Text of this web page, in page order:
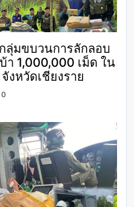
ลุ่มขบวนการลักลอบ
า 1,000,000 เม็ด ใน
งหวัดเชียงราย
0